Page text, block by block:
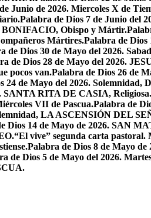
Junio de 2026. Miercoles X de
Palabra de Dios 7 de Junio del
BONIFACIO, Obispo y Mártir.
Mártires.Palabra de Dios
de Dios 30 de Mayo del 2026.
de Dios 28 de Mayo del 2026.
pocos van.Palabra de Dios 26 de
24 de Mayo del 2026. Solemnidad,
SANTA RITA DE CASIA, Religiosa.
VII de Pascua.Palabra de
LA ASCENSIÓN DEL
Dios 14 de Mayo de 2026. SAN
“El vive” segunda carta pastoral.
Palabra de Dios 8 de Mayo de
de Dios 5 de Mayo del 2026.